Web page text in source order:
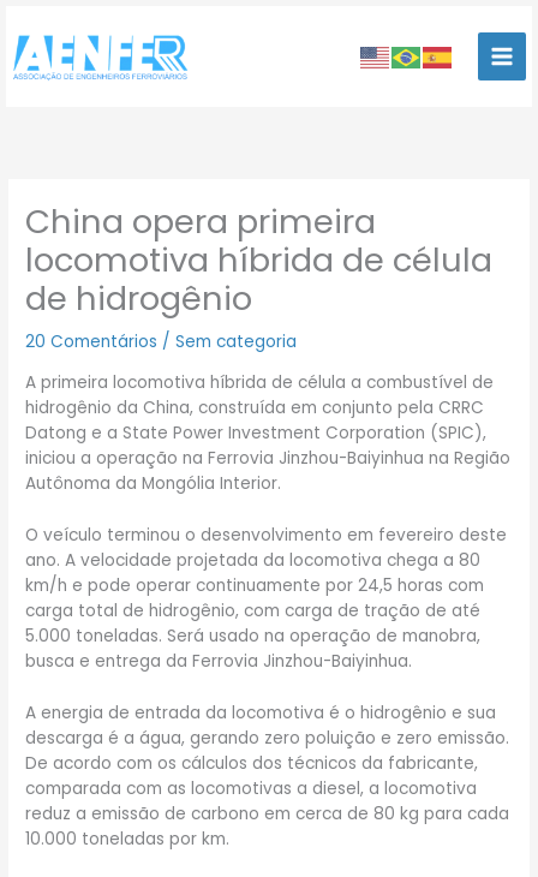
para
conteúdo
China opera primeira
locomotiva híbrida de célula
de hidrogênio
20 Comentários /Sem categoria
A primeira locomotiva híbrida de célula a combustível de
hidrogênio da China, construída em conjunto pela CRRC
Datong e a State Power Investment Corporation (SPIC),
iniciou a operação na Ferrovia Jinzhou-Baiyinhua na Região
Autônoma da Mongólia Interior.
O veículo terminou o desenvolvimento em fevereiro deste
ano. A velocidade projetada da locomotiva chega a 80
km/h e pode operar continuamente por 24,5 horas com
carga total de hidrogênio, com carga de tração de até
5.000 toneladas. Será usado na operação de manobra,
busca e entrega da Ferrovia Jinzhou-Baiyinhua.
A energia de entrada da locomotiva é o hidrogênio e sua
descarga é a água, gerando zero poluição e zero emissão.
De acordo com os cálculos dos técnicos da fabricante,
comparada com as locomotivas a diesel, a locomotiva
reduz a emissão de carbono em cerca de 80 kg para cada
10.000 toneladas por km.